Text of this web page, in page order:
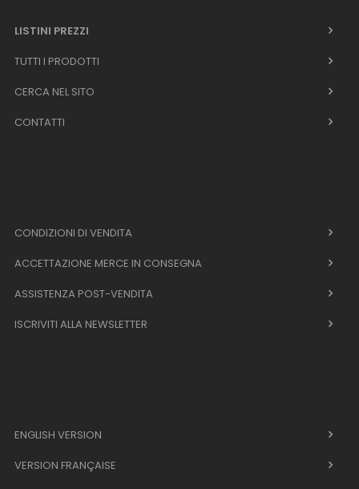
LISTINI PREZZI
TUTTI I PRODOTTI
CERCA NEL SITO
CONTATTI
CONDIZIONI DI VENDITA
ACCETTAZIONE MERCE IN CONSEGNA
ASSISTENZA POST-VENDITA
ISCRIVITI ALLA NEWSLETTER
ENGLISH VERSION
VERSION FRANÇAISE